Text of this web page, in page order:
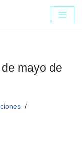
mayo de